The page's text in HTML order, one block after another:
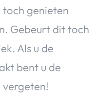
toch genieten
Gebeurt dit toch
Als u de
bent u de